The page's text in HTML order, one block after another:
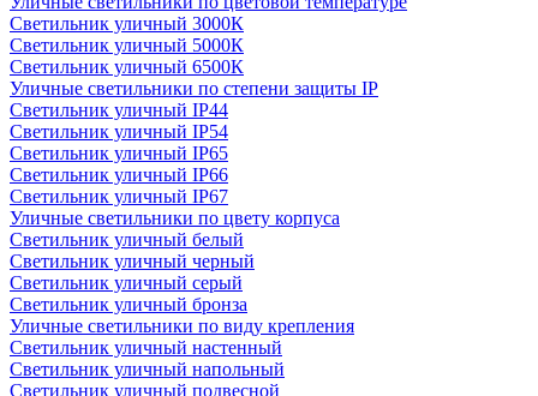
Cветильник уличный 3000К
Cветильник уличный 5000К
Cветильник уличный 6500К
Уличные светильники по степени защиты IP
Светильник уличный IP44
Светильник уличный IP54
Светильник уличный IP65
Светильник уличный IP66
Светильник уличный IP67
Уличные светильники по цвету корпуса
Светильник уличный белый
Светильник уличный черный
Светильник уличный серый
Светильник уличный бронза
Уличные светильники по виду крепления
Светильник уличный настенный
Светильник уличный напольный
Светильник уличный подвесной